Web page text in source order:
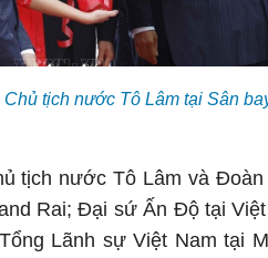
tịch nước Tô Lâm tại Sân
tịch nước Tô Lâm và
Rai; Đại sứ Ấn Độ tại
Lãnh sự Việt Nam tại